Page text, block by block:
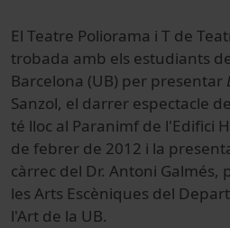
El Teatre Poliorama i T de
trobada amb els estudiants
Barcelona (UB) per presentar
Sanzol, el darrer espectacle
té lloc al Paranimf de l'Edifici
de febrer de 2012 i la
càrrec del Dr. Antoni Galmés,
les Arts Escèniques del
l'Art de la UB.